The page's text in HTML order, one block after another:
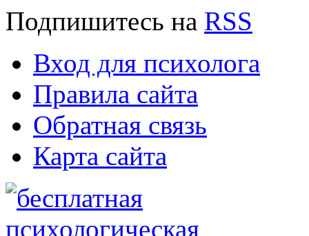
Подпишитесь на RSS
Вход для психолога
Правила сайта
Обратная связь
Карта сайта